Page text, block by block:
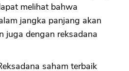
melihat bahwa
jangka panjang akan
juga dengan reksadana
saham terbaik